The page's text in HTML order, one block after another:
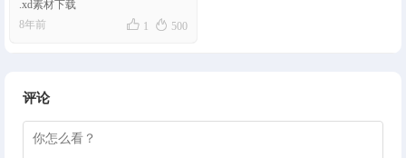
.xd素材下载
8年前
 1  500
评论